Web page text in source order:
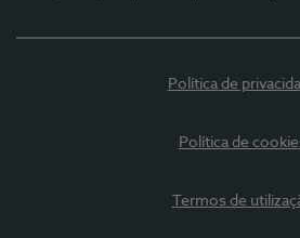
Política de
Política de
Termos de